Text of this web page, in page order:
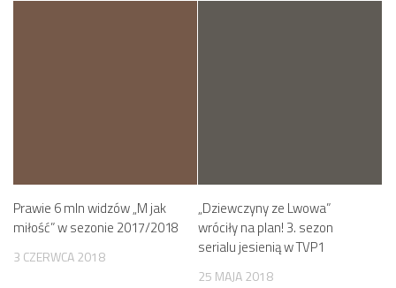
Prawie 6 mln widzów „M jak
miłość” w sezonie 2017/2018
3 CZERWCA 2018
„Dziewczyny ze Lwowa”
wróciły na plan! 3. sezon
serialu jesienią w TVP1
25 MAJA 2018